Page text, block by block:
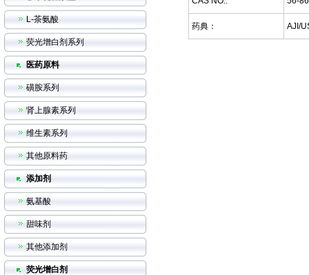
L-茶氨酸
荧光增白剂系列
医药原料
磺胺系列
肾上腺素系列
维生素系列
其他原料药
添加剂
氨基酸
甜味剂
其他添加剂
荧光增白剂
药典： AJI/